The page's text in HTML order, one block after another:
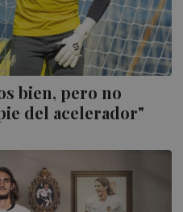
bien, pero no
del acelerador"